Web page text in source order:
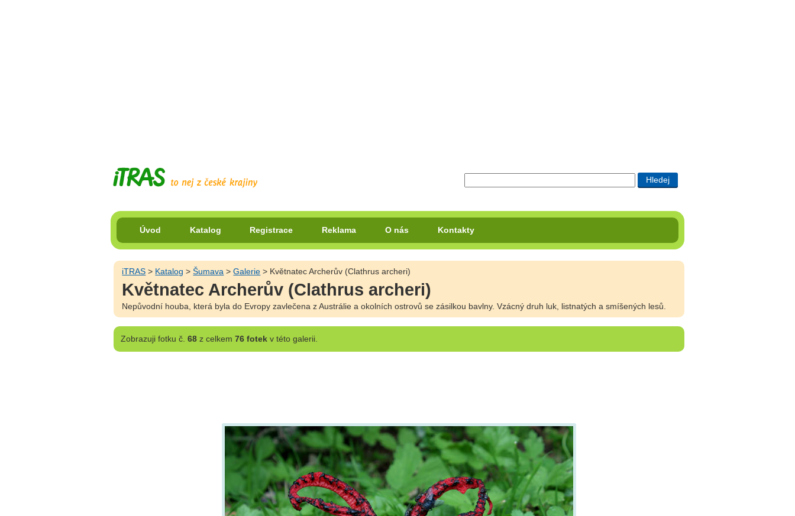
Úvod Katalog Registrace Reklama O nás Kontakty
iTRAS > Katalog >Šumava >Galerie > Květnatec Archerův (Clathrus archeri)
Květnatec Archerův (Clathrus archeri)
Nepůvodní houba, která byla do Evropy zavlečena z Austrálie a okolních ostrovů se zásilkou bavlny. Vzácný druh luk, listnatých a smíšených lesů.
Zobrazujifotku č. 68z celkem 76 fotekv této galerii.